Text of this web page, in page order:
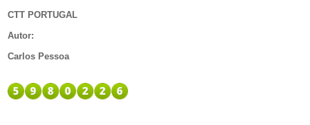
CTT PORTUGAL
Autor:
Carlos Pessoa